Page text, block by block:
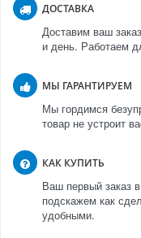
ДОСТАВКА
Доставим ваш
и день. Работаем
МЫ ГАРАНТИРУЕМ
Мы гордимся
товар не устроит
КАК КУПИТЬ
Ваш первый заказ
подскажем как
удобными.